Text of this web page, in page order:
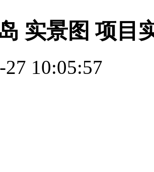
实景图 项目
27 10:05:57